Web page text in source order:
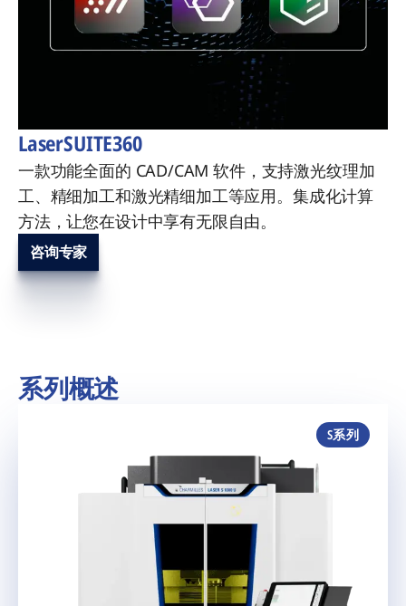
LaserSUITE360
一款功能全面的 CAD/CAM 软件，支持激光纹理加
工、精细加工和激光精细加工等应用。集成化计算
方法，让您在设计中享有无限自由。
咨询专家
系列概述
S系列